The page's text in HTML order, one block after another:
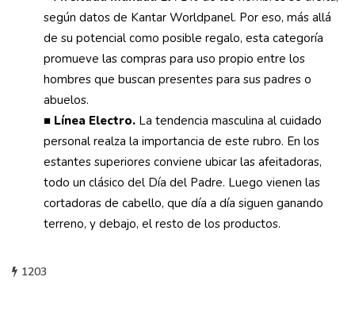
según datos de Kantar Worldpanel. Por eso, más allá
de su potencial como posible regalo, esta categoría
promueve las compras para uso propio entre los
hombres que buscan presentes para sus padres o
abuelos.
■ Línea Electro. La tendencia masculina al cuidado
personal realza la importancia de este rubro. En los
estantes superiores conviene ubicar las afeitadoras,
todo un clásico del Día del Padre. Luego vienen las
cortadoras de cabello, que día a día siguen ganando
terreno, y debajo, el resto de los productos.
1203